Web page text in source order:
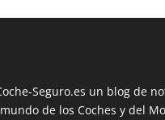
Seguro.es un blog de
de los Coches y del